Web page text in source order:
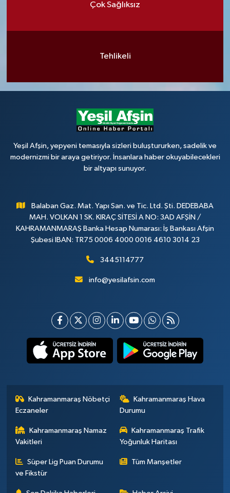
Çok Sağlıksız
Tehlikeli
Yeşil Afşin, yepyeni temasıyla sizleri buluştururken, sadelik ve
modernizmi bir araya getiriyor. İnsanlara haber okuyabilecekleri
bir altyapı sunuyor.
Balaban Gaz. Mat. Yapı San. ve Tic. Ltd. Şti. DEDEBABA
MAH. VOLKAN 1 SK. KIRAÇ SİTESİ A NO: 3AD AFŞİN /
KAHRAMANMARAŞ Banka Hesap Numarası: İş Bankası Afşin
Şubesi IBAN: TR75 0006 4000 0016 4610 3014 23
3445114777
info@yesilafsin.com
Kahramanmaraş Nöbetçi
Eczaneler
Kahramanmaraş Hava
Durumu
Kahramanmaraş Namaz
Vakitleri
Kahramanmaraş Trafik
Yoğunluk Haritası
Süper Lig Puan Durumu
ve Fikstür
Tüm Manşetler